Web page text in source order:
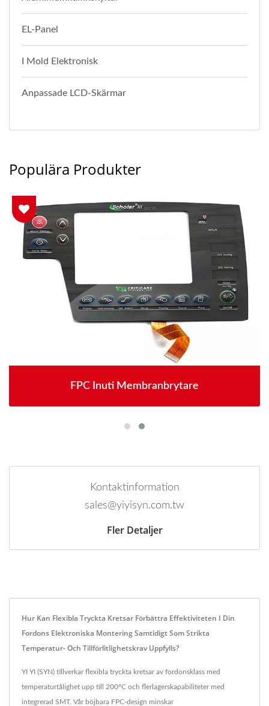
EL-Panel
I Mold Elektronisk
Anpassade LCD-Skärmar
Populära Produkter
FPC Inuti Membranbrytare
Kontaktinformation
sales@yiyisyn.com.tw
Fler Detaljer
Hur Kan Flexibla Tryckta Kretsar Förbättra Effektiviteten I Din
Fordons Elektroniska Montering Samtidigt Som Strikta
Temperatur- Och Tillförlitlighetskrav Uppfylls?
YI YI (SYN) tillverkar flexibla tryckta kretsar av fordonsklass med
temperaturtålighet upp till 200°C och flerlagerskapabiliteter med
integrerad SMT. Vår böjbara FPC-design minskar